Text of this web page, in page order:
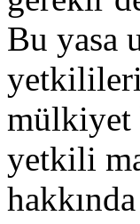
Bu yasa
yetkilileri
mülkiyet
yetkili
hakkında